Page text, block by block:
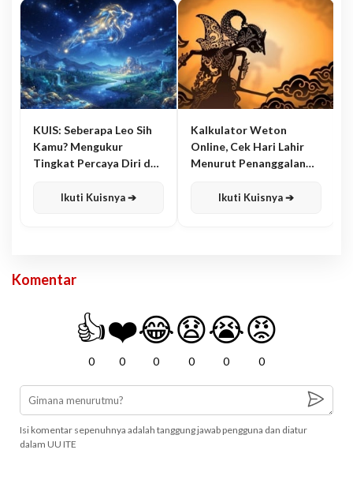
KUIS: Seberapa Leo Sih
Kamu? Mengukur
Tingkat Percaya Diri dan
Ikuti Kuisnya ➔
Kalkulator Weton
Online, Cek Hari Lahir
Menurut Penanggalan
Ikuti Kuisnya ➔
Komentar
👍
0
❤️
0
😂
0
😧
0
😭
0
😡
0
Isi komentar sepenuhnya adalah tanggung jawab pengguna dan diatur
dalam UU ITE